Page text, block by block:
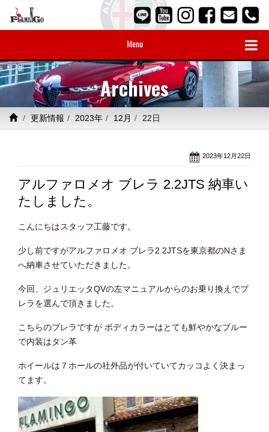
Menu
Archives
更新情報 2023年 12月 22日
2023年12月22日
アルファロメオ ブレラ 2.2JTS 納車い
たしました。
こんにちはスタッフ工藤です。
少し前ですがアルファロメオ ブレラ2.2JTSを東京都のNさま
へ納車させていただきました。
今回、ジュリエッタQVの左マニュアルからのお乗り換えでブ
レラを選んで頂きました。
こちらのブレラですが ボディカラーはとても鮮やかなブルー
で内装はタン革
ホイールは７ホールの社外品が付いていてカッコよく決まっ
てます。